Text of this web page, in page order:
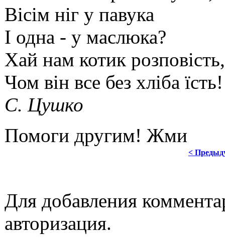
Вісім ніг у павука
І одна - у маслюка?
Хай нам котик розповість,
Чом він все без хліба їсть!
C. Цушко
Помоги другим! Жми
<
Для добавления
авторизация.